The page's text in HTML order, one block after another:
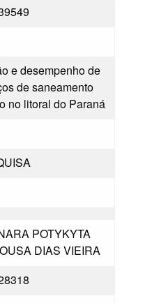
e desempenho de
de saneamento
no litoral do Paraná
POTYKYTA
DIAS VIEIRA